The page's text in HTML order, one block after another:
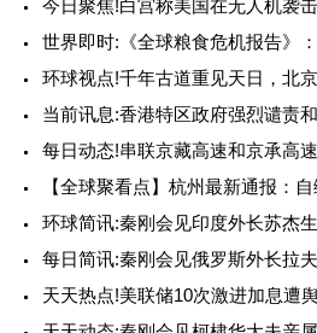
今日聚焦!白宫称美国在无人机袭
世界即时:《全球粮食危机报告》
环球视点!千年古道重见天日，北
当前讯息:香港特区政府强烈谴责
每日动态!串联京藏高速和京承高
【全球聚看点】杭州最新通报：
环球简讯:秦刚会见印度外长苏杰生
每日简讯:秦刚会见俄罗斯外长拉
天天热点!美联储10次激进加息遭